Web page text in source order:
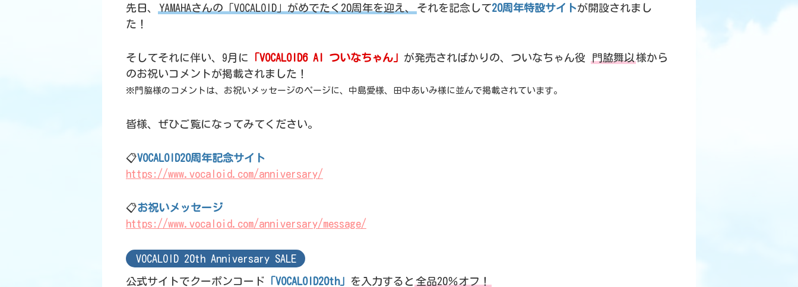
先日、 YAMAHAさんの「VOCALOID」がめでたく20周年を迎え、 それを記念して20周年特設サイトが開設されまし
た！
そしてそれに伴い、9月に 「VOCALOID6 AI ついなちゃん」 が発売さればかりの、ついなちゃん役 門脇舞以 様から
のお祝いコメントが掲載されました！
※門脇様のコメントは、お祝いメッセージのページに、中島愛様、田中あいみ様に並んで掲載されています。
皆様、ぜひご覧になってみてください。
📋VOCALOID20周年記念サイト
https://www.vocaloid.com/anniversary/
📋お祝いメッセージ
https://www.vocaloid.com/anniversary/message/
VOCALOID 20th Anniversary SALE
公式サイトでクーポンコード 「VOCALOID20th」 を入力すると 全品20％オフ！